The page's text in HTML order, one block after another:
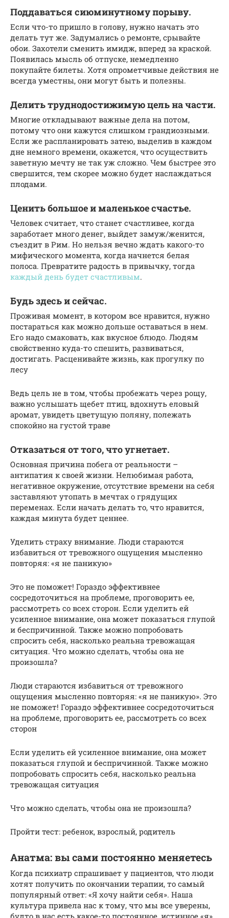
Поддаваться сиюминутному порыву.
Если что-то пришло в голову, нужно начать это
делать тут же. Задумались о ремонте, срывайте
обои. Захотели сменить имидж, вперед за краской.
Появилась мысль об отпуске, немедленно
покупайте билеты. Хотя опрометчивые действия не
всегда уместны, они могут быть и полезны.
Делить труднодостижимую цель на части.
Многие откладывают важные дела на потом,
потому что они кажутся слишком грандиозными.
Если же распланировать затею, выделив в каждом
дне немного времени, окажется, что осуществить
заветную мечту не так уж сложно. Чем быстрее это
свершится, тем скорее можно будет наслаждаться
плодами.
Ценить большое и маленькое счастье.
Человек считает, что станет счастливее, когда
заработает много денег, выйдет замуж/женится,
съездит в Рим. Но нельзя вечно ждать какого-то
мифического момента, когда начнется белая
полоса. Превратите радость в привычку, тогда
каждый день будет счастливым.
Будь здесь и сейчас.
Проживая момент, в котором все нравится, нужно
постараться как можно дольше оставаться в нем.
Его надо смаковать, как вкусное блюдо. Людям
свойственно куда-то спешить, развиваться,
достигать. Расценивайте жизнь, как прогулку по
лесу
Ведь цель не в том, чтобы пробежать через рощу,
важно услышать щебет птиц, вдохнуть еловый
аромат, увидеть цветущую поляну, полежать
спокойно на густой траве
Отказаться от того, что угнетает.
Основная причина побега от реальности –
антипатия к своей жизни. Нелюбимая работа,
негативное окружение, отсутствие времени на себя
заставляют утопать в мечтах о грядущих
переменах. Если начать делать то, что нравится,
каждая минута будет ценнее.
Уделить страху внимание. Люди стараются
избавиться от тревожного ощущения мысленно
повторяя: «я не паникую»
Это не поможет! Гораздо эффективнее
сосредоточиться на проблеме, проговорить ее,
рассмотреть со всех сторон. Если уделить ей
усиленное внимание, она может показаться глупой
и беспричинной. Также можно попробовать
спросить себя, насколько реальна тревожащая
ситуация. Что можно сделать, чтобы она не
произошла?
Люди стараются избавиться от тревожного
ощущения мысленно повторяя: «я не паникую». Это
не поможет! Гораздо эффективнее сосредоточиться
на проблеме, проговорить ее, рассмотреть со всех
сторон
Если уделить ей усиленное внимание, она может
показаться глупой и беспричинной. Также можно
попробовать спросить себя, насколько реальна
тревожащая ситуация
Что можно сделать, чтобы она не произошла?
Пройти тест: ребенок, взрослый, родитель
Анатма: вы сами постоянно меняетесь
Когда психиатр спрашивает у пациентов, что люди
хотят получить по окончании терапии, то самый
популярный ответ: «Я хочу найти себя». Наша
культура привела нас к тому, что мы все уверены,
будто в нас есть какое-то постоянное, истинное «я».